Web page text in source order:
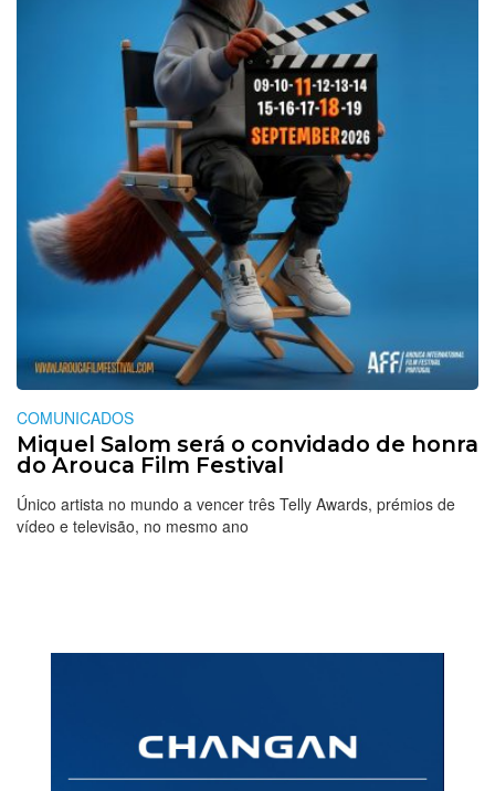
COMUNICADOS
Miquel Salom será o convidado de honra
do Arouca Film Festival
Único artista no mundo a vencer três Telly Awards, prémios de
vídeo e televisão, no mesmo ano